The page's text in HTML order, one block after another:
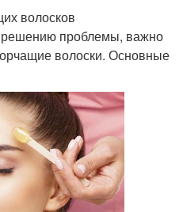
волосков
решению проблемы, важно
волоски. Основные